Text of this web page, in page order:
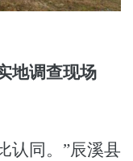
地调查现场
认同。”辰溪县